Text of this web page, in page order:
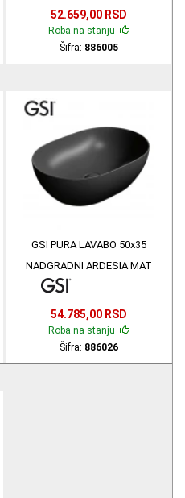
52.659,00 RSD
Roba na stanju
Šifra: 886005
GSI PURA LAVABO 50x35
NADGRADNI ARDESIA MAT
54.785,00 RSD
Roba na stanju
Šifra: 886026